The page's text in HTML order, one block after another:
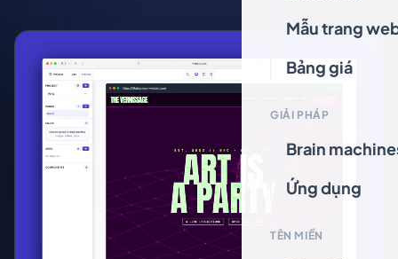
Mẫu trang
Bảng giá
GIẢI PHÁP
Brain
Ứng dụng
TÊN MIỀN